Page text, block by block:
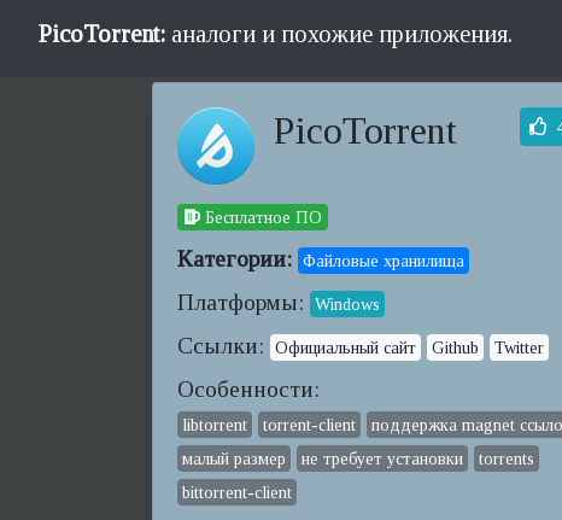
PicoTorrent: аналоги и похожие приложения.
PicoTorrent
Бесплатное ПО
Категории: Файловые хранилища
Платформы: Windows
Ссылки: Официальный сайт Github Twitter
Особенности:
libtorrent torrent-client
поддержка magnet
малый размер
не требует установки
torrents
bittorrent-client